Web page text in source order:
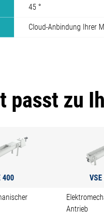
45 °
Cloud-Anbindung Ihrer
passt zu
400
Antrieb